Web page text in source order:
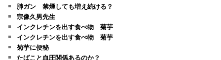
肺ガン 禁煙しても増え続ける？
宗像久男先生
インクレチンを出す食べ物 菊芋
インクレチンを出す食べ物 菊芋
菊芋に便秘
たばこと血圧関係あるのか？